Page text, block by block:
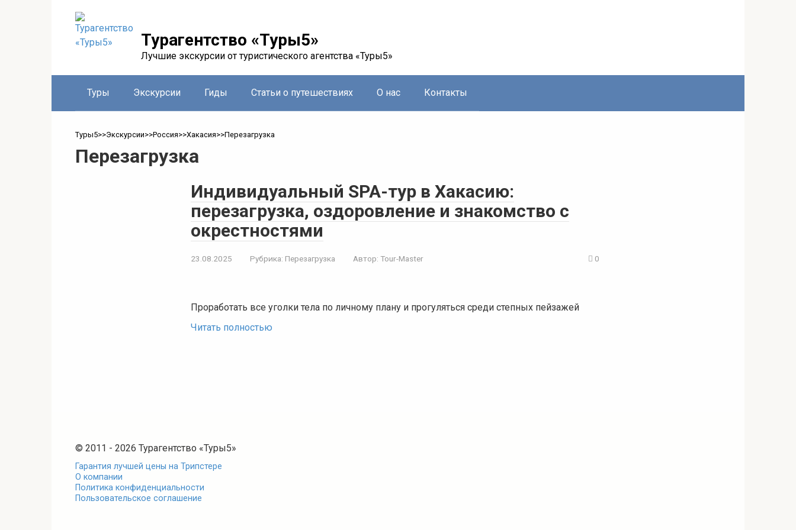
Турагентство «Туры5»
Лучшие экскурсии от туристического агентства «Туры5»
Туры Экскурсии Гиды Статьи о путешествиях О нас Контакты
Туры5>>Экскурсии>>Россия>>Хакасия>>Перезагрузка
Перезагрузка
Индивидуальный SPA-тур в Хакасию:
перезагрузка, оздоровление и знакомство с
окрестностями
23.08.2025 Рубрика: Перезагрузка Автор: Tour-Master 0
Проработать все уголки тела по личному плану и прогуляться среди степных пейзажей
Читать полностью
© 2011 - 2026 Турагентство «Туры5»
Гарантия лучшей цены на Трипстере
О компании
Политика конфиденциальности
Пользовательское соглашение